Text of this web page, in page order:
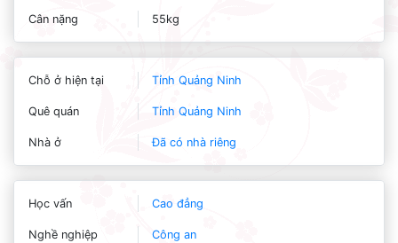
Cân nặng 55kg
Chỗ ở hiện tại Tỉnh Quảng Ninh
Quê quán Tỉnh Quảng Ninh
Nhà ở Đã có nhà riêng
Học vấn Cao đẳng
Nghề nghiệp Công an